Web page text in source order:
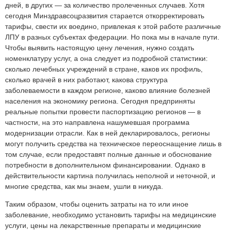
дней, в других — за количество пролеченных случаев. Хотя
сегодня Минздравсоцразвития старается откорректировать
тарифы, свести их воедино, привлекая к этой работе различные
ЛПУ в разных субъектах федерации. Но пока мы в начале пути.
Чтобы выявить настоящую цену лечения, нужно создать
номенклатуру услуг, а она следует из подробной статистики:
сколько лечебных учреждений в стране, каков их профиль,
сколько врачей в них работают, какова структура
заболеваемости в каждом регионе, каково влияние болезней
населения на экономику региона. Сегодня предприняты
реальные попытки провести паспортизацию регионов — в
частности, на это направлена нашумевшая программа
модернизации отрасли. Как в ней декларировалось, регионы
могут получить средства на техническое переоснащение лишь в
том случае, если предоставят полные данные и обоснование
потребности в дополнительном финансировании. Однако в
действительности картина получилась неполной и неточной, и
многие средства, как мы знаем, ушли в никуда.
Таким образом, чтобы оценить затраты на то или иное
заболевание, необходимо установить тарифы на медицинские
услуги, цены на лекарственные препараты и медицинские